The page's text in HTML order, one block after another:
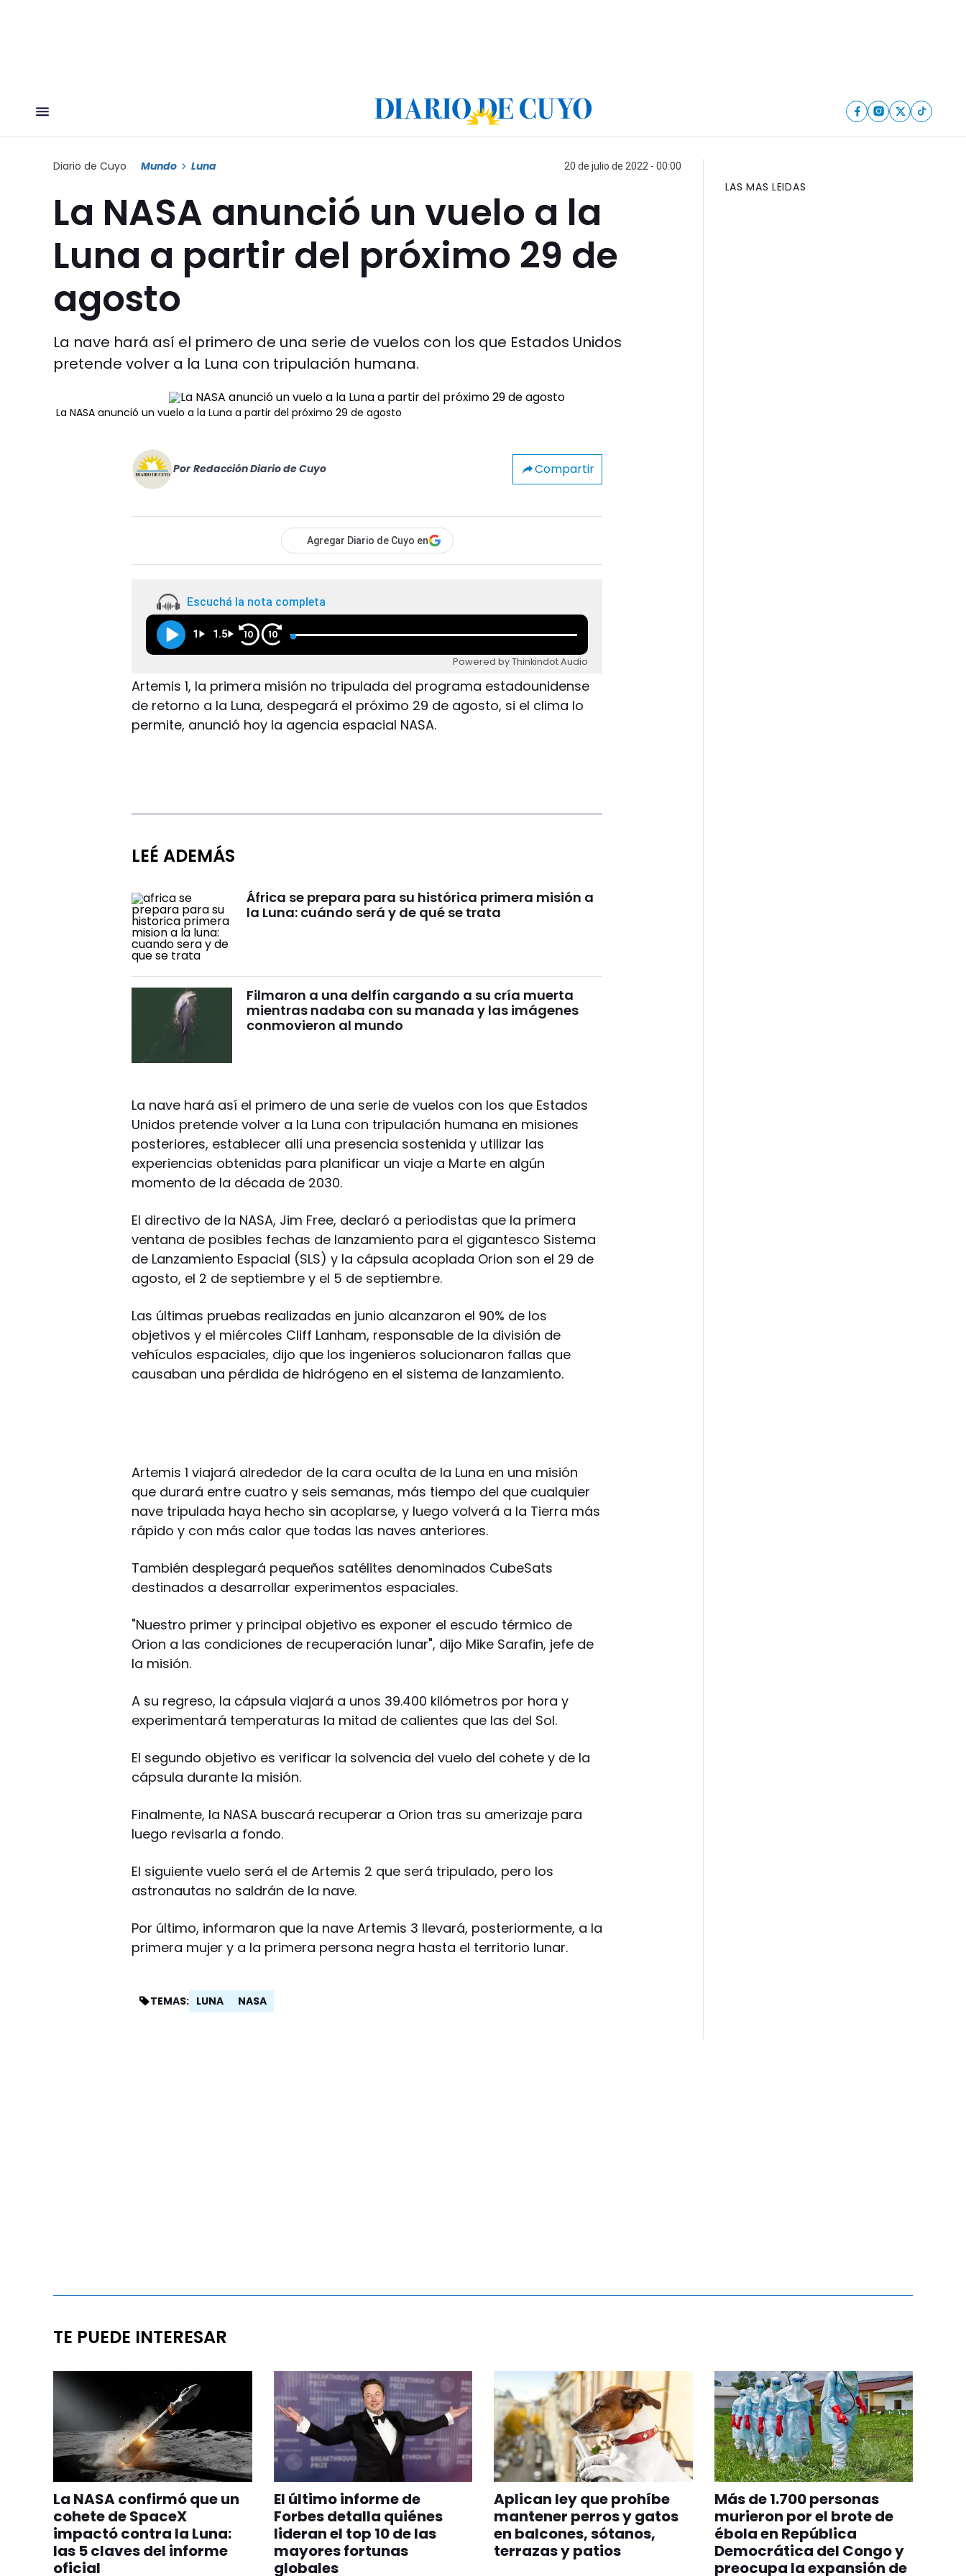
Diario de Cuyo Mundo Luna 20 de julio de 2022 - 00:00
La NASA anunció un vuelo a la
Luna a partir del próximo 29 de
agosto
La nave hará así el primero de una serie de vuelos con los que Estados Unidos
pretende volver a la Luna con tripulación humana.
La NASA anunció un vuelo a la Luna a partir del próximo 29 de agosto
Por Redacción Diario de Cuyo Compartir
Agregar Diario de Cuyo en
Escuchá la nota completa
1 1.5 10 10
Powered by Thinkindot Audio
Artemis 1, la primera misión no tripulada del programa estadounidense
de retorno a la Luna, despegará el próximo 29 de agosto, si el clima lo
permite, anunció hoy la agencia espacial NASA.
LEÉ ADEMÁS
África se prepara para su histórica primera misión a
la Luna: cuándo será y de qué se trata
Filmaron a una delfín cargando a su cría muerta
mientras nadaba con su manada y las imágenes
conmovieron al mundo
La nave hará así el primero de una serie de vuelos con los que Estados
Unidos pretende volver a la Luna con tripulación humana en misiones
posteriores, establecer allí una presencia sostenida y utilizar las
experiencias obtenidas para planificar un viaje a Marte en algún
momento de la década de 2030.
El directivo de la NASA, Jim Free, declaró a periodistas que la primera
ventana de posibles fechas de lanzamiento para el gigantesco Sistema
de Lanzamiento Espacial (SLS) y la cápsula acoplada Orion son el 29 de
agosto, el 2 de septiembre y el 5 de septiembre.
Las últimas pruebas realizadas en junio alcanzaron el 90% de los
objetivos y el miércoles Cliff Lanham, responsable de la división de
vehículos espaciales, dijo que los ingenieros solucionaron fallas que
causaban una pérdida de hidrógeno en el sistema de lanzamiento.
Artemis 1 viajará alrededor de la cara oculta de la Luna en una misión
que durará entre cuatro y seis semanas, más tiempo del que cualquier
nave tripulada haya hecho sin acoplarse, y luego volverá a la Tierra más
rápido y con más calor que todas las naves anteriores.
También desplegará pequeños satélites denominados CubeSats
destinados a desarrollar experimentos espaciales.
"Nuestro primer y principal objetivo es exponer el escudo térmico de
Orion a las condiciones de recuperación lunar", dijo Mike Sarafin, jefe de
la misión.
A su regreso, la cápsula viajará a unos 39.400 kilómetros por hora y
experimentará temperaturas la mitad de calientes que las del Sol.
El segundo objetivo es verificar la solvencia del vuelo del cohete y de la
cápsula durante la misión.
Finalmente, la NASA buscará recuperar a Orion tras su amerizaje para
luego revisarla a fondo.
El siguiente vuelo será el de Artemis 2 que será tripulado, pero los
astronautas no saldrán de la nave.
Por último, informaron que la nave Artemis 3 llevará, posteriormente, a la
primera mujer y a la primera persona negra hasta el territorio lunar.
TEMAS: LUNA NASA
LAS MAS LEIDAS
TE PUEDE INTERESAR
La NASA confirmó que un
cohete de SpaceX
impactó contra la Luna:
las 5 claves del informe
oficial
El último informe de
Forbes detalla quiénes
lideran el top 10 de las
mayores fortunas
globales
Aplican ley que prohíbe
mantener perros y gatos
en balcones, sótanos,
terrazas y patios
Más de 1.700 personas
murieron por el brote de
ébola en República
Democrática del Congo y
preocupa la expansión de